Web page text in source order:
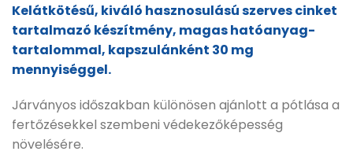
Kelátkötésű, kiváló hasznosulású szerves cinket
tartalmazó készítmény, magas hatóanyag-
tartalommal, kapszulánként 30 mg
mennyiséggel.
Járványos időszakban különösen ajánlott a pótlása a
fertőzésekkel szembeni védekezőképesség
növelésére.